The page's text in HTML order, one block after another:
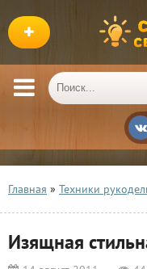
Главная » Техники
Изящная